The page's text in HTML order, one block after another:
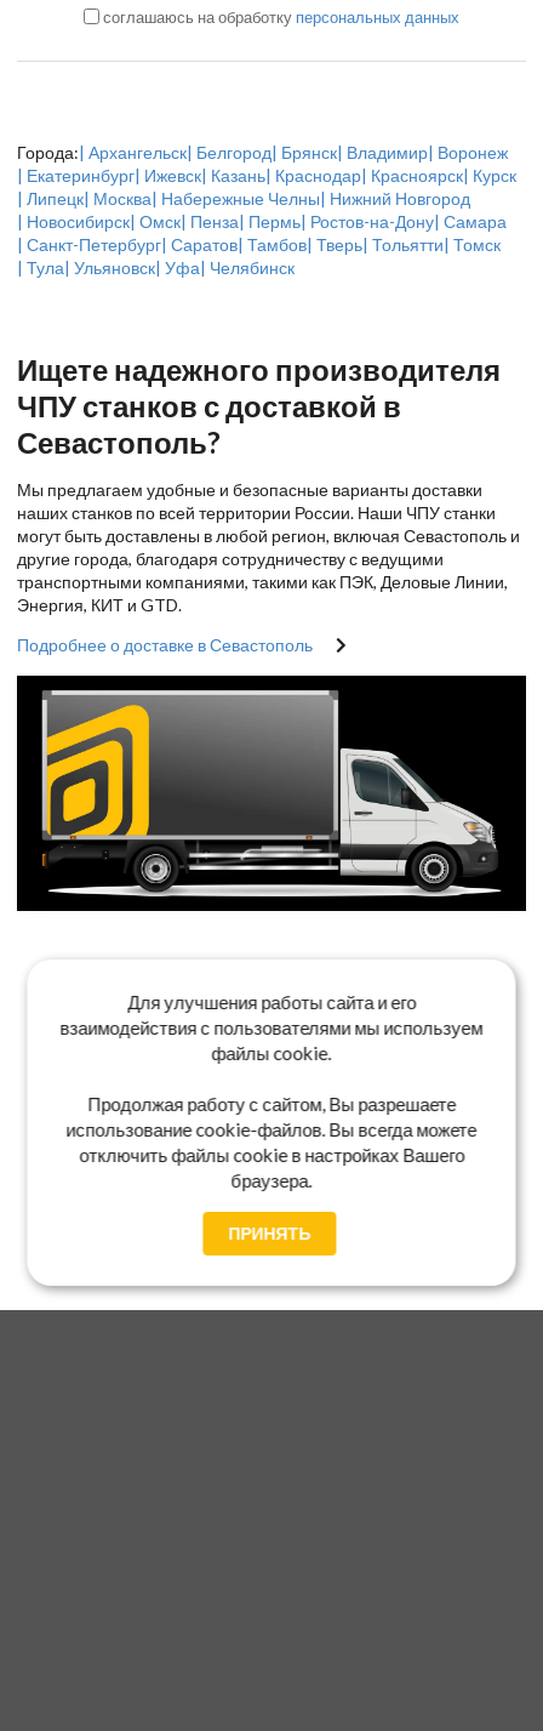
соглашаюсь на обработку персональных данных
Города:| Архангельск| Белгород| Брянск| Владимир| Воронеж
| Екатеринбург| Ижевск| Казань| Краснодар| Красноярск| Курск
| Липецк| Москва| Набережные Челны| Нижний Новгород
| Новосибирск| Омск| Пенза| Пермь| Ростов-на-Дону| Самара
| Санкт-Петербург| Саратов| Тамбов| Тверь| Тольятти| Томск
| Тула| Ульяновск| Уфа| Челябинск
Ищете надежного производителя
ЧПУ станков с доставкой в
Севастополь?
Мы предлагаем удобные и безопасные варианты доставки
наших станков по всей территории России. Наши ЧПУ станки
могут быть доставлены в любой регион, включая Севастополь и
другие города, благодаря сотрудничеству с ведущими
транспортными компаниями, такими как ПЭК, Деловые Линии,
Энергия, КИТ и GTD.
Подробнее о доставке в Севастополь
Для улучшения работы сайта и его
взаимодействия с пользователями мы используем
файлы cookie.
Продолжая работу с сайтом, Вы разрешаете
использование cookie-файлов. Вы всегда можете
отключить файлы cookie в настройках Вашего
браузера.
ПРИНЯТЬ